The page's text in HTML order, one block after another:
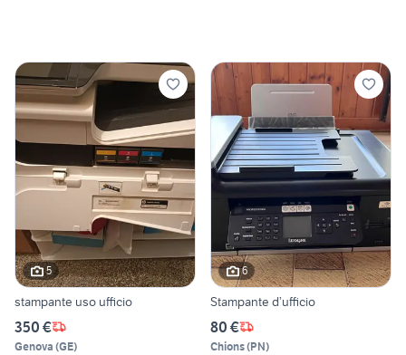
5
stampante uso ufficio
350 €
Genova (GE)
6
Stampante d’ufficio
80 €
Chions(PN)